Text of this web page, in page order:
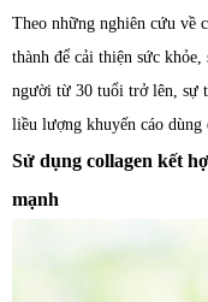
Theo những nghiên cứu về
thành để cải thiện sức
người từ 30 tuổi trở lên, sự
liều lượng khuyến cáo
Sử dụng collagen kết
mạnh